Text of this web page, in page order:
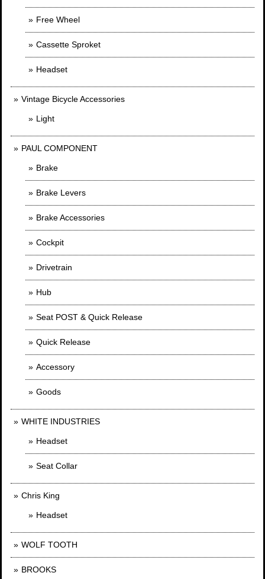
Free Wheel
Cassette Sproket
Headset
Vintage Bicycle Accessories
Light
PAUL COMPONENT
Brake
Brake Levers
Brake Accessories
Cockpit
Drivetrain
Hub
Seat POST & Quick Release
Quick Release
Accessory
Goods
WHITE INDUSTRIES
Headset
Seat Collar
Chris King
Headset
WOLF TOOTH
BROOKS